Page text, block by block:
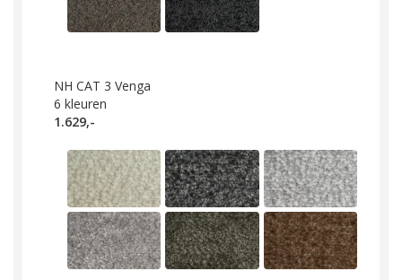
NH CAT 3 Venga
6 kleuren
1.629,-